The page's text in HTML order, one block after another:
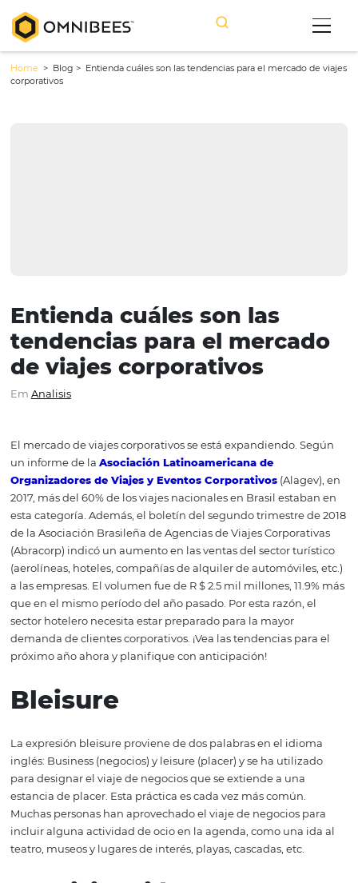
Home> Blog >
Entienda cuáles son las
tendencias para el
EmAnalisis
El mercado de viajes corporativos se está expandiendo.
un informe de la Asociación Latinoamericana de
Organizadores de Viajes y Eventos Corporativos
2017, más del 60% de los viajes nacionales en Brasil
esta categoría. Además, el boletín del segundo trimestre
de la Asociación Brasileña de Agencias de Viajes
(Abracorp) indicó un aumento en las ventas del sector
a las empresas. El volumen fue de R $ 2.5 mil millones,
que en el mismo período del año pasado. Por esta
demanda de clientes corporativos. ¡Vea las tendencias
próximo año ahora y planifique con anticipación!
Bleisure